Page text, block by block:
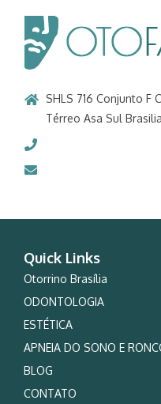
SHLS 716 Conjunto F
Térreo Asa Sul
Quick Links
Otorrino Brasília
ODONTOLOGIA
ESTÉTICA
APNEIA DO SONO E
BLOG
CONTATO